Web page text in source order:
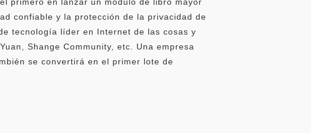
confiable y la protección de la privacidad de
tecnología líder en Internet de las cosas y
Shange Community, etc. Una empresa
se convertirá en el primer lote de